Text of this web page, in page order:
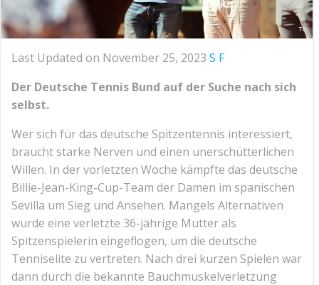
Last Updated on November 25, 2023 S F
Der Deutsche Tennis Bund auf der Suche nach sich
selbst.
Wer sich für das deutsche Spitzentennis interessiert,
braucht starke Nerven und einen unerschütterlichen
Willen. In der vorletzten Woche kämpfte das deutsche
Billie-Jean-King-Cup-Team der Damen im spanischen
Sevilla um Sieg und Ansehen. Mangels Alternativen
wurde eine verletzte 36-jährige Mutter als
Spitzenspielerin eingeflogen, um die deutsche
Tenniselite zu vertreten. Nach drei kurzen Spielen war
dann durch die bekannte Bauchmuskelverletzung